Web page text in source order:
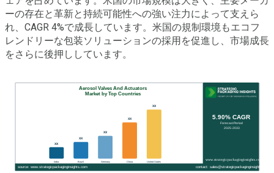
ーの存在と革新と持続可能性への強い注力によって支えら
れ、CAGR 4%で成長しています。米国の規制環境もエコフ
レンドリーな包装ソリューションの採用を促進し、市場成長
をさらに後押ししています。